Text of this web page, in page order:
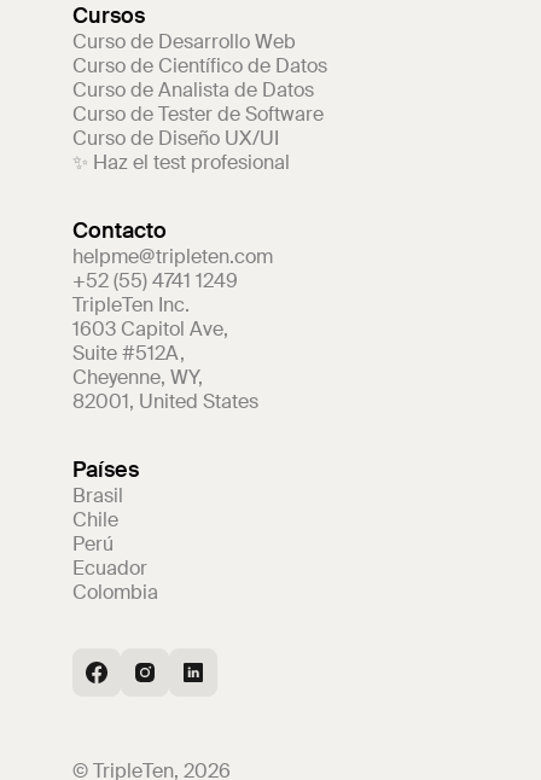
Cursos
Curso de Desarrollo Web
Curso de Científico de Datos
Curso de Analista de Datos
Curso de Tester de Software
Curso de Diseño UX/UI
✨ Haz el test profesional
Países
Brasil
Chile
Perú
Ecuador
Colombia
Contacto
helpme@tripleten.com
+52 (55) 4741 1249
TripleTen Inc.
1603 Capitol Ave,
Suite #512A,
Cheyenne, WY,
82001, United States
© TripleTen, 2026